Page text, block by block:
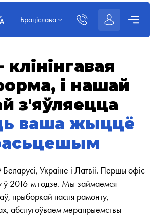
Браціслава
і нашай
з'яўляецца
ваша жыццё
Украіне і Латвіі. Першы офіс
ў 2016-м годзе. Мы займаемся
прыборкай пасля рамонту,
абслугоўваем мерапрыемствы